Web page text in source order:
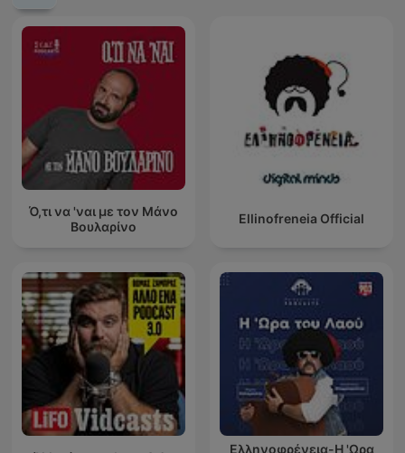
Ό,τι να 'ναι με τον Μάνο
Βουλαρίνο
Ellinofreneia Official
Ελληνοφρένεια-Η 'Ωρα